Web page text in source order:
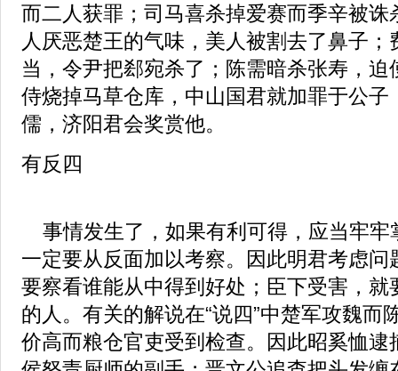
而二人获罪；司马喜杀掉爱赛而季辛被诛
人厌恶楚王的气味，美人被割去了鼻子
当，令尹把郄宛杀了；陈需暗杀张寿，
侍烧掉马草仓库，中山国君就加罪于公子
儒，济阳君会奖赏他。
有反四
事情发生了，如果有利可得，应当牢牢
一定要从反面加以考察。因此明君考虑问
要察看谁能从中得到好处；臣下受害，就
的人。有关的解说在“说四”中楚军攻魏而
价高而粮仓官吏受到检查。因此昭奚恤逮